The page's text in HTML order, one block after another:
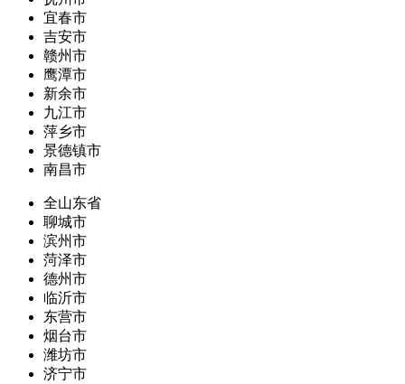
宜春市
吉安市
赣州市
鹰潭市
新余市
九江市
萍乡市
景德镇市
南昌市
全山东省
聊城市
滨州市
菏泽市
德州市
临沂市
东营市
烟台市
潍坊市
济宁市